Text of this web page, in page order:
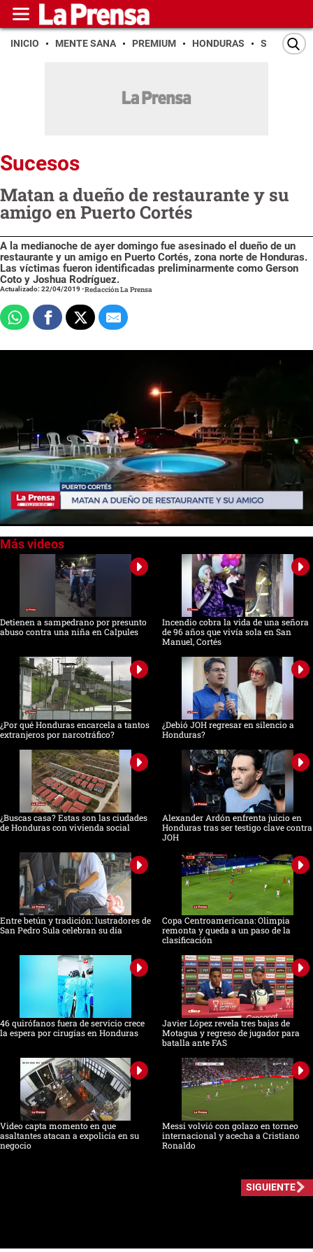
INICIO MENTE SANA PREMIUM HONDURAS SAN PEDRO
Sucesos
Matan a dueño de restaurante y su
amigo en Puerto Cortés
A la medianoche de ayer domingo fue asesinado el dueño de un
restaurante y un amigo en Puerto Cortés, zona norte de Honduras.
Las víctimas fueron identificadas preliminarmente como Gerson
Coto y Joshua Rodríguez.
Actualizado: 22/04/2019-Redacción La Prensa
seconds
Detienen a sampedrano por presunto
abuso contra una niña en Calpules
Incendio cobra la vida de una señora
de 96 años que vivía sola en San
Manuel, Cortés
¿Por qué Honduras encarcela a tantos
extranjeros por narcotráfico?
¿Debió JOH regresar en silencio a
Honduras?
¿Buscas casa? Estas son las ciudades
de Honduras con vivienda social
Alexander Ardón enfrenta juicio en
Honduras tras ser testigo clave contra
JOH
Entre betún y tradición: lustradores de
San Pedro Sula celebran su día
Copa Centroamericana: Olimpia
remonta y queda a un paso de la
clasificación
46 quirófanos fuera de servicio crece
la espera por cirugías en Honduras
Javier López revela tres bajas de
Motagua y regreso de jugador para
batalla ante FAS
Video capta momento en que
asaltantes atacan a expolicía en su
negocio
Messi volvió con golazo en torneo
internacional y acecha a Cristiano
Ronaldo
SIGUIENTE